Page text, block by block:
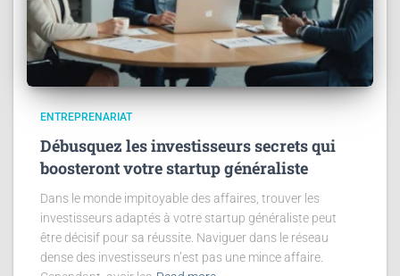
ENTREPRENARIAT
Débusquez les investisseurs secrets qui
boosteront votre startup généraliste
Dans le monde impitoyable des affaires, trouver les
investisseurs adaptés à votre startup généraliste peut
être décisif pour sa réussite. Naviguer dans le réseau
dense des investisseurs n’est pas une mince affaire.